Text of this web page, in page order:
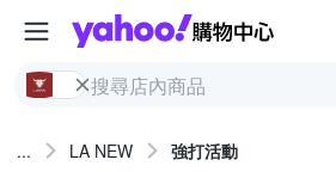
... LA NEW 強打活動